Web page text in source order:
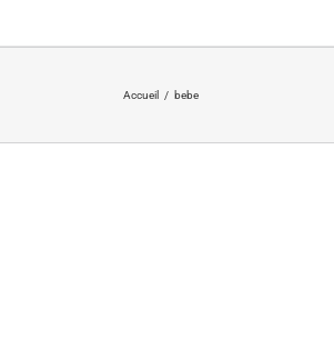
Accueil / bebe